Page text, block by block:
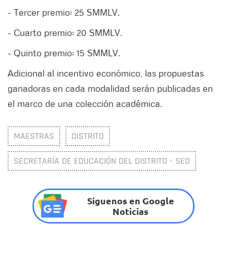
- Tercer premio: 25 SMMLV.
- Cuarto premio: 20 SMMLV.
- Quinto premio: 15 SMMLV.
Adicional al incentivo económico, las propuestas
ganadoras en cada modalidad serán publicadas en
el marco de una colección académica.
MAESTRAS DISTRITO
SECRETARÍA DE EDUCACIÓN DEL DISTRITO - SED
Síguenos en Google
Noticias